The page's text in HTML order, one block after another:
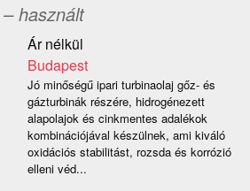
– használt
Ár nélkül
Budapest
Jó minőségű ipari turbinaolaj gőz- és
gázturbinák részére, hidrogénezett
alapolajok és cinkmentes adalékok
kombinációjával készülnek, ami kiváló
oxidációs stabilitást, rozsda és korrózió
elleni véd...